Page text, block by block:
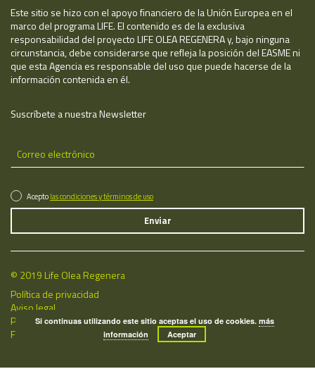
Este sitio se hizo con el apoyo financiero de la Unión Europea en el
marco del programa LIFE. El contenido es de la exclusiva
responsabilidad del proyecto LIFE OLEA REGENERA y, bajo ninguna
circunstancia, debe considerarse que refleja la posición del EASME ni
que esta Agencia es responsable del uso que puede hacerse de la
información contenida en él.
Suscríbete a nuestra Newsletter
Aceptolas condiciones y términos de uso
© 2019 Life Olea Regenera
Política de privacidad
Aviso legal
Política de cookies
Fecha de última actualización: 08/08/2026
Si continuas utilizando este sitio aceptas el uso de cookies.más
información
Aceptar